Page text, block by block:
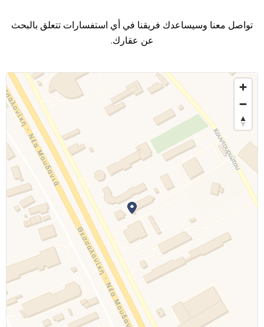
تواصل معنا وسيساعدك فريقنا في أي استفسارات تتعلق بالبحث
عن عقارك.